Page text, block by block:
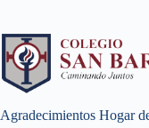
Agradecimientos Hogar